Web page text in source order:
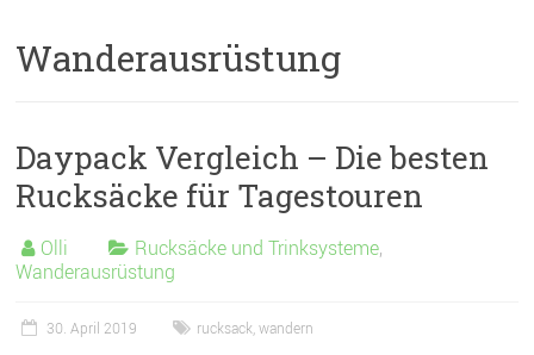
Wanderausrüstung
Daypack Vergleich – Die besten
Rucksäcke für Tagestouren
Olli Rucksäcke und Trinksysteme,
Wanderausrüstung
30. April 2019 rucksack ,wandern